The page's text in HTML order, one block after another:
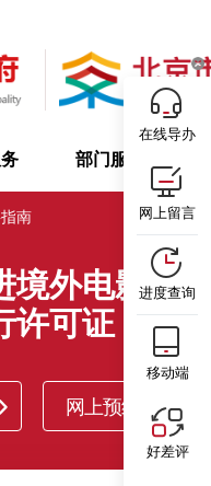
部门服务
南
境外电影、
许可证
网上预约
在线导办
网上留言
进度查询
移动端
好差评